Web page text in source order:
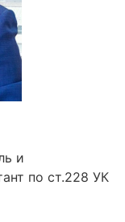
и
по ст.228 УК